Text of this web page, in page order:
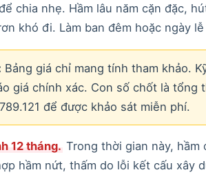
chia nhẹ. Hầm lâu năm cặn đặc,
khó đi. Làm ban đêm hoặc ngày
Bảng giá chỉ mang tính tham khảo.
giá chính xác. Con số chốt là tổng
để được khảo sát miễn phí.
12 tháng. Trong thời gian này,
hầm nứt, thấm do lỗi kết cấu xây